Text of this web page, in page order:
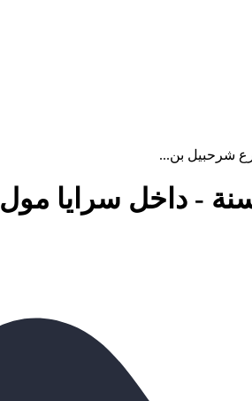
شرحبيل بن...
- داخل سرايا مول